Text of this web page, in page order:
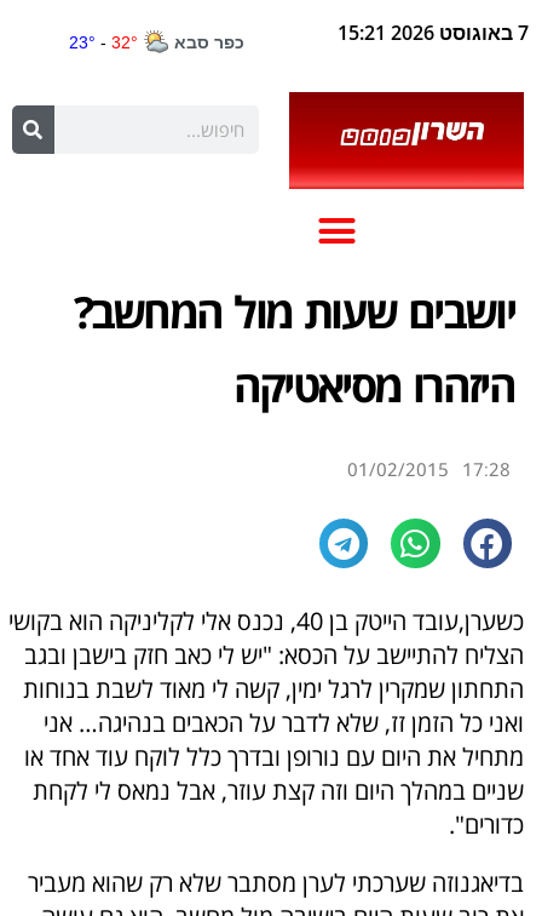
7 באוגוסט 2026 15:21
יושבים שעות מול המחשב?
היזהרו מסיאטיקה
17:28
01/02/2015
כשערן,עובד הייטק בן 40, נכנס אלי לקליניקה הוא בקושי
הצליח להתיישב על הכסא: "יש לי כאב חזק בישבן ובגב
התחתון שמקרין לרגל ימין, קשה לי מאוד לשבת בנוחות
ואני כל הזמן זז, שלא לדבר על הכאבים בנהיגה… אני
מתחיל את היום עם נורופן ובדרך כלל לוקח עוד אחד או
שניים במהלך היום וזה קצת עוזר, אבל נמאס לי לקחת
כדורים".
בדיאגנוזה שערכתי לערן מסתבר שלא רק שהוא מעביר